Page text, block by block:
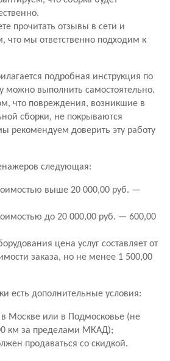
прочитать отзывы в сети и
что мы ответственно подходим к
подробная инструкция по
можно выполнить самостоятельно.
что повреждения, возникшие в
сборки, не покрываются
рекомендуем доверить эту работу
следующая:
выше 20 000,00 руб. —
до 20 000,00 руб. — 600,00
цена услуг составляет от
заказа, но не менее 1 500,00
есть дополнительные условия:
Москве или в Подмосковье (не
км за пределами МКАД);
продаваться со скидкой.